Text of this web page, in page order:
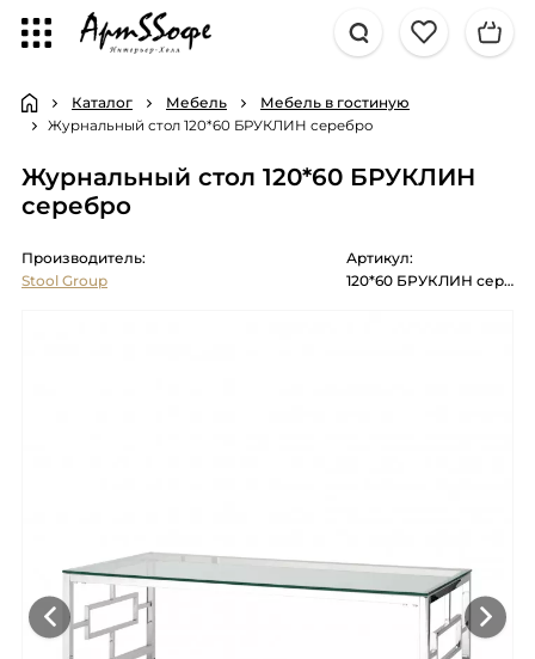
Каталог Мебель Мебель в гостиную
Журнальный стол 120*60 БРУКЛИН серебро
Журнальный стол 120*60 БРУКЛИН
серебро
Производитель:
Stool Group
Артикул:
120*60 БРУКЛИН серебро, каркас нержавеющая сталь